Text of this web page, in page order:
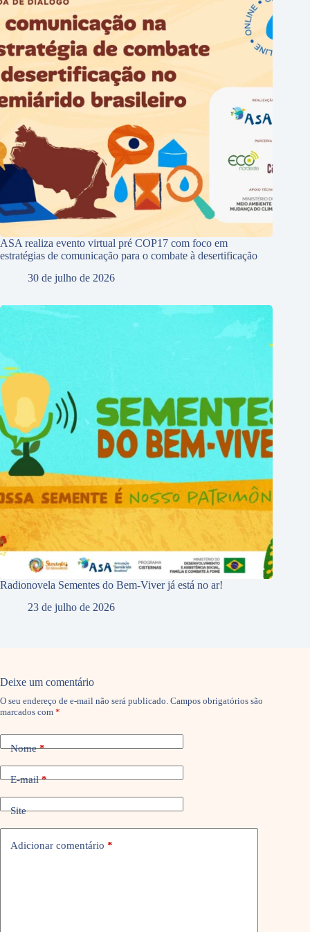
ASA realiza evento virtual pré COP17 com foco em
estratégias de comunicação para o combate à desertificação
30 de julho de 2026
Radionovela Sementes do Bem-Viver já está no ar!
23 de julho de 2026
Deixe um comentário
O seu endereço de e-mail não será publicado. Campos obrigatórios são
marcados com *
Nome*
E-mail*
Site
Adicionar comentário *